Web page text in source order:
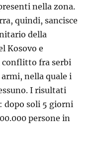
nella zona.
quindi, sancisce
della
Kosovo e
conflitto fra serbi
nella quale i
I risultati
dopo soli 5 giorni
persone in